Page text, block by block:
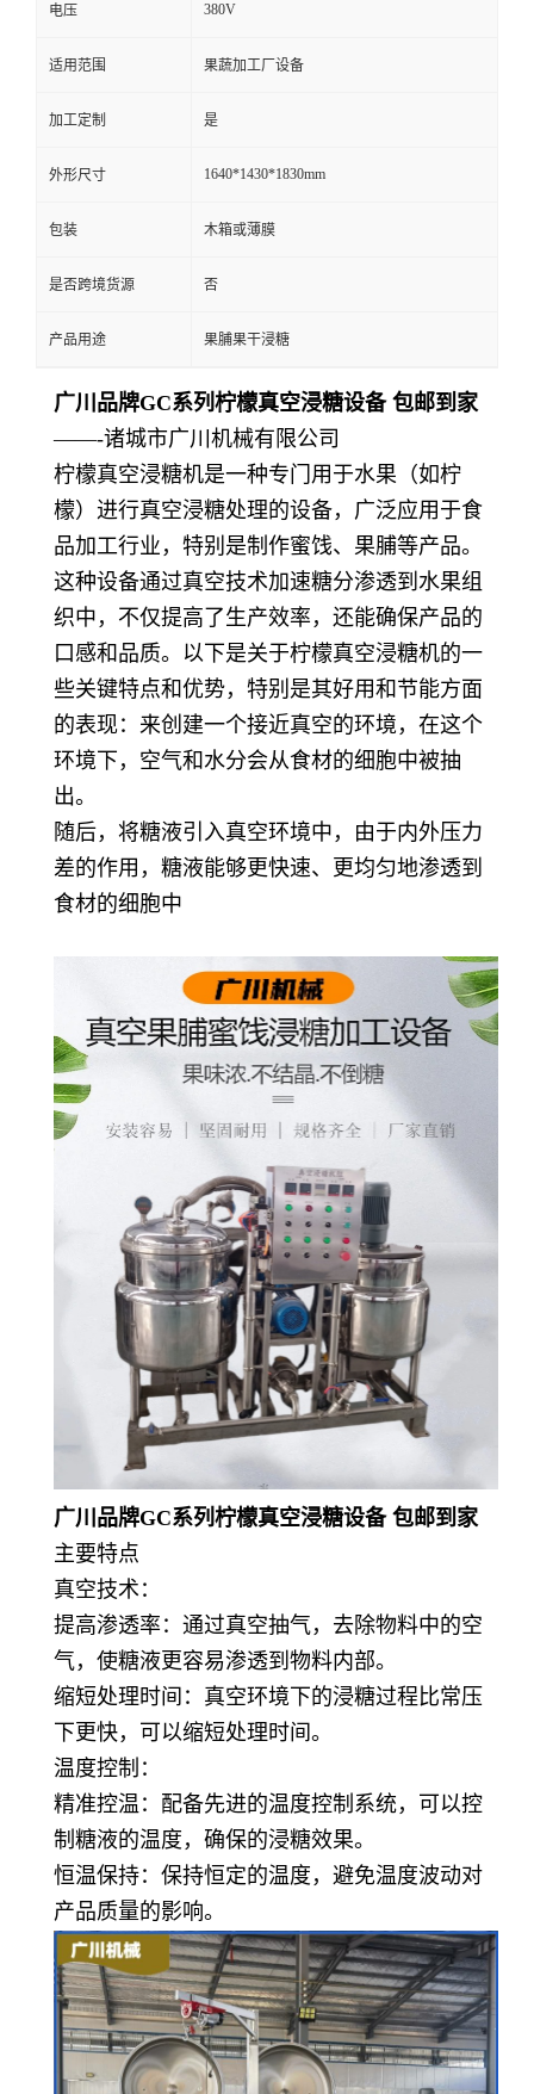
电压 380V
适用范围 果蔬加工厂设备
加工定制 是
外形尺寸 1640*1430*1830mm
包装 木箱或薄膜
是否跨境货源 否
产品用途 果脯果干浸糖
广川品牌GC系列柠檬真空浸糖设备 包邮到家
——-诸城市广川机械有限公司
柠檬真空浸糖机是一种专门用于水果（如柠
檬）进行真空浸糖处理的设备，广泛应用于食
品加工行业，特别是制作蜜饯、果脯等产品。
这种设备通过真空技术加速糖分渗透到水果组
织中，不仅提高了生产效率，还能确保产品的
口感和品质。以下是关于柠檬真空浸糖机的一
些关键特点和优势，特别是其好用和节能方面
的表现： 来创建一个接近真空的环境，在这个
环境下，空气和水分会从食材的细胞中被抽
出。
随后，将糖液引入真空环境中，由于内外压力
差的作用，糖液能够更快速、更均匀地渗透到
食材的细胞中
广川品牌GC系列柠檬真空浸糖设备 包邮到家
主要特点
真空技术：
提高渗透率：通过真空抽气，去除物料中的空
气，使糖液更容易渗透到物料内部。
缩短处理时间：真空环境下的浸糖过程比常压
下更快，可以缩短处理时间。
温度控制：
精准控温：配备先进的温度控制系统，可以控
制糖液的温度，确保的浸糖效果。
恒温保持：保持恒定的温度，避免温度波动对
产品质量的影响。